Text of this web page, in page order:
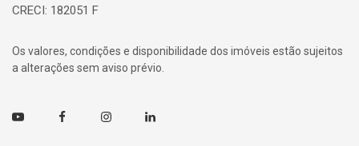
CRECI: 182051 F
Os valores, condições e disponibilidade dos imóveis estão sujeitos
a alterações sem aviso prévio.
Youtube FacebookInstagramLinkedin